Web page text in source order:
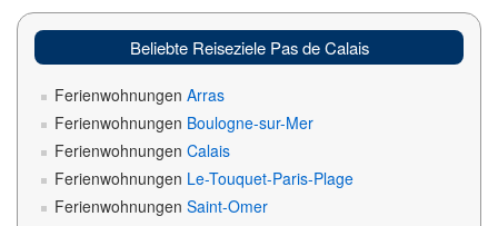
Beliebte Reiseziele Pas de Calais
Ferienwohnungen Arras
Ferienwohnungen Boulogne-sur-Mer
Ferienwohnungen Calais
Ferienwohnungen Le-Touquet-Paris-Plage
Ferienwohnungen Saint-Omer